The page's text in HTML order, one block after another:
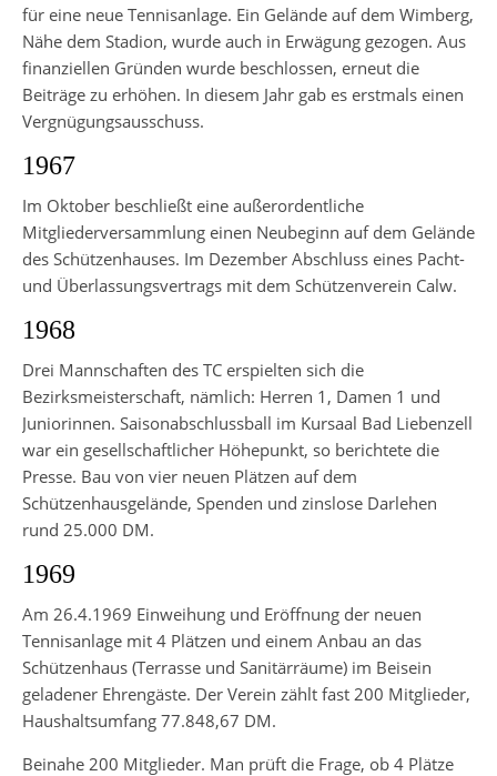
für eine neue Tennisanlage. Ein Gelände auf dem Wimberg,
Nähe dem Stadion, wurde auch in Erwägung gezogen. Aus
finanziellen Gründen wurde beschlossen, erneut die
Beiträge zu erhöhen. In diesem Jahr gab es erstmals einen
Vergnügungsausschuss.
1967
Im Oktober beschließt eine außerordentliche
Mitgliederversammlung einen Neubeginn auf dem Gelände
des Schützenhauses. Im Dezember Abschluss eines Pacht-
und Überlassungsvertrags mit dem Schützenverein Calw.
1968
Drei Mannschaften des TC erspielten sich die
Bezirksmeisterschaft, nämlich: Herren 1, Damen 1 und
Juniorinnen. Saisonabschlussball im Kursaal Bad Liebenzell
war ein gesellschaftlicher Höhepunkt, so berichtete die
Presse. Bau von vier neuen Plätzen auf dem
Schützenhausgelände, Spenden und zinslose Darlehen
rund 25.000 DM.
1969
Am 26.4.1969 Einweihung und Eröffnung der neuen
Tennisanlage mit 4 Plätzen und einem Anbau an das
Schützenhaus (Terrasse und Sanitärräume) im Beisein
geladener Ehrengäste. Der Verein zählt fast 200 Mitglieder,
Haushaltsumfang 77.848,67 DM.
Beinahe 200 Mitglieder. Man prüft die Frage, ob 4 Plätze